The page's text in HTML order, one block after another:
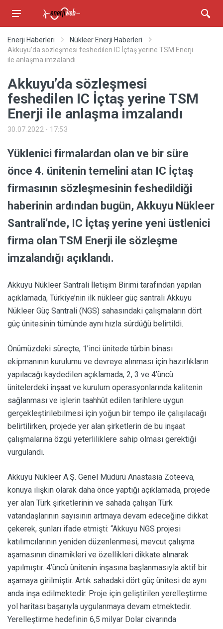
Enerji Haberleri
Nükleer Enerji Haberleri
Akkuyu’da sözleşmesi feshedilen IC İçtaş yerine TSM Enerji
ile anlaşma imzalandı
Akkuyu’da sözleşmesi
feshedilen IC İçtaş yerine TSM
Enerji ile anlaşma imzalandı
30.07.2022 - 17:53
Yüklenici firmalardan olan ve bir süre
önce 4. ünitenin temelini atan IC İçtaş
firmasının sözleşmesinin feshedildiği
haberinin ardından bugün, Akkuyu Nükleer
Santrali’nde, IC İçtaş yerine yeni üstlenici
firma olan TSM Enerji ile sözleşme
imzalandığı açıklandı.
Akkuyu Nükleer Santrali İletişim Birimi tarafından yapılan
açıklamada, Türkiye’nin ilk nükleer güç santrali Akkuyu
Nükleer Güç Santrali (NGS) sahasındaki çalışmaların dört
güç ünitesinin tümünde aynı hızla sürdüğü belirtildi.
Önümüzdeki süreçte, 1’inci ünitede türbin binası
ekipmanının kurulumu ve devreye alınması için hazırlıkların
yapılacağı kaydedilen açıklamada, 2, 3 ve 4’üncü
ünitelerdeki inşaat ve kurulum operasyonlarında kalitenin
sağlanması ve işlerin taahhüt edilen tarihlere uygun
gerçekleştirilebilmesi için yoğun bir tempo ile çalışılacağı
belirtilirken, projede yer alan şirketlerin de bu inşaat
çalışmalarına özgü yeterliliklere sahip olması gerektiği
vurgulandı.
Akkuyu Nükleer A.Ş. Genel Müdürü Anastasia Zoteeva,
konuya ilişkin olarak daha önce yaptığı açıklamada, projede
yer alan Türk şirketlerinin ve sahada çalışan Türk
vatandaşlarının sayısının artmaya devam edeceğine dikkat
çekerek, şunları ifade etmişti: “Akkuyu NGS projesi
katılımcılarının yeniden düzenlenmesi, mevcut çalışma
aşamasının dinamikleri ve özellikleri dikkate alınarak
yapılmıştır. 4’üncü ünitenin inşasına başlanmasıyla aktif bir
aşamaya girilmiştir. Artık sahadaki dört güç ünitesi de aynı
anda inşa edilmektedir. Proje için geliştirilen yerelleştirme
yol haritası başarıyla uygulanmaya devam etmektedir.
Yerelleştirme hedefinin 6,5 milyar Dolar civarında